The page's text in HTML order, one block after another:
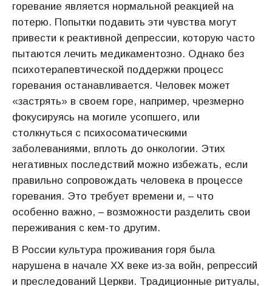
горевание является нормальной реакцией на
потерю. Попытки подавить эти чувства могут
привести к реактивной депрессии, которую часто
пытаются лечить медикаментозно. Однако без
психотерапевтической поддержки процесс
горевания останавливается. Человек может
«застрять» в своем горе, например, чрезмерно
фокусируясь на могиле усопшего, или
столкнуться с психосоматическими
заболеваниями, вплоть до онкологии. Этих
негативных последствий можно избежать, если
правильно сопровождать человека в процессе
горевания. Это требует времени и, – что
особенно важно, – возможности разделить свои
переживания с кем-то другим.
В России культура проживания горя была
нарушена в начале XX веке из-за войн, репрессий
и преследований Церкви. Традиционные ритуалы,